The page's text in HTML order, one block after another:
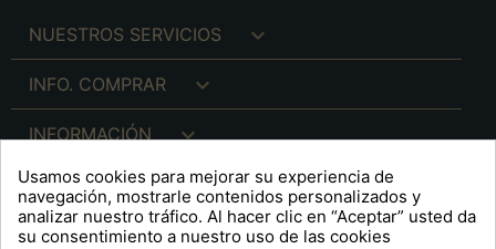
NUESTROS SERVICIOS 
INFO. COMPRAR 
INFORMACIÓN 
INFO. LEGAL 
Usamos cookies para mejorar su experiencia de
navegación, mostrarle contenidos personalizados y
analizar nuestro tráfico. Al hacer clic en “Aceptar” usted da
su consentimiento a nuestro uso de las cookies